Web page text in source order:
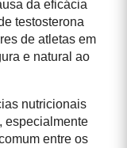
da eficácia
testosterona
de atletas em
e natural ao
nutricionais
especialmente
entre os